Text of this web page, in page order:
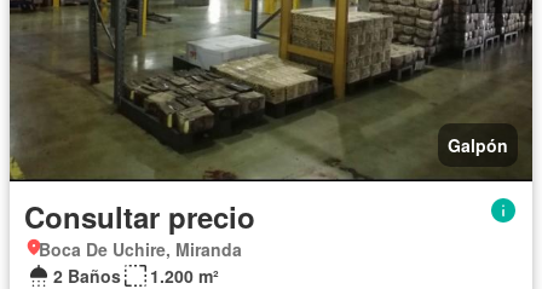
Galpón
Consultar precio
Boca De Uchire, Miranda
2 Baños
1.200 m²